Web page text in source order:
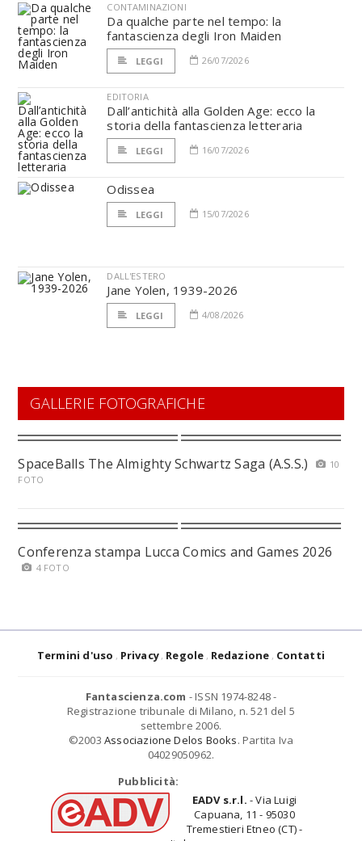
CONTAMINAZIONI
Da qualche parte nel tempo: la
fantascienza degli Iron Maiden
LEGGI 26/07/2026
EDITORIA
Dall’antichità alla Golden Age: ecco la
storia della fantascienza letteraria
LEGGI 16/07/2026
Odissea
LEGGI 15/07/2026
DALL'ESTERO
Jane Yolen, 1939-2026
LEGGI 4/08/2026
GALLERIE FOTOGRAFICHE
SpaceBalls The Almighty Schwartz Saga (A.S.S.)
10
FOTO
Conferenza stampa Lucca Comics and Games 2026
4 FOTO
Termini d'uso Privacy Regole Redazione Contatti
Fantascienza.com - ISSN 1974-8248 -
Registrazione tribunale di Milano, n. 521 del 5
settembre 2006.
©2003 Associazione Delos Books. Partita Iva
04029050962.
Pubblicità:
EADV s.r.l. - Via Luigi
Capuana, 11 - 95030
Tremestieri Etneo (CT) -